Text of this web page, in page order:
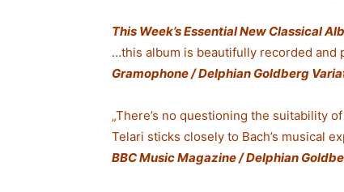
This Week’s Essential New Classical
…this album is beautifully recorded and
Gramophone / Delphian Goldberg
„There’s no questioning the suitability
Telari sticks closely to Bach’s musical
BBC Music Magazine / Delphian